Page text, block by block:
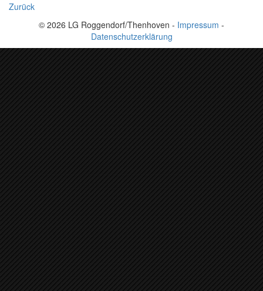
Zurück
© 2026 LG Roggendorf/Thenhoven - Impressum -
Datenschutzerklärung